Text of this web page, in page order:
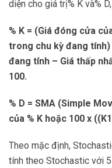
diện cho giá trị% K và%
% K = (Giá đóng cửa
trong chu kỳ đang
đang tính – Giá thấp
100.
% D = SMA (Simple
của % K hoặc 100 x
Theo mặc định,
tính theo Stochastic với